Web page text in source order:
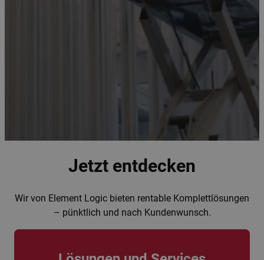
Jetzt entdecken
Wir von Element Logic bieten rentable Komplettlösungen
– pünktlich und nach Kundenwunsch.